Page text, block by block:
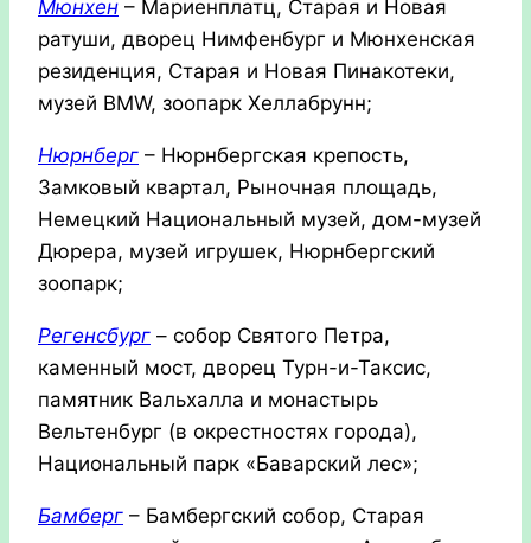
Мюнхен – Мариенплатц, Старая и Новая
ратуши, дворец Нимфенбург и Мюнхенская
резиденция, Старая и Новая Пинакотеки,
музей BMW, зоопарк Хеллабрунн;
Нюрнберг – Нюрнбергская крепость,
Замковый квартал, Рыночная площадь,
Немецкий Национальный музей, дом-музей
Дюрера, музей игрушек, Нюрнбергский
зоопарк;
Регенсбург – собор Святого Петра,
каменный мост, дворец Турн-и-Таксис,
памятник Вальхалла и монастырь
Вельтенбург (в окрестностях города),
Национальный парк «Баварский лес»;
Бамберг – Бамбергский собор, Старая